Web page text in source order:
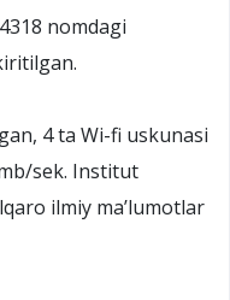
nomdagi
4 ta Wi-fi uskunasi
sek. Institut
ilmiy ma’lumotlar